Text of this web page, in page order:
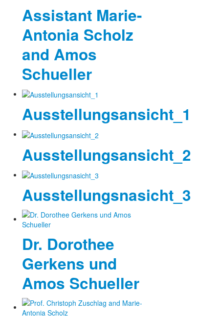
Assistant Marie-
Antonia Scholz
and Amos
Schueller
Ausstellungsansicht_1
Ausstellungsansicht_2
Ausstellungsnasicht_3
Dr. Dorothee
Gerkens und
Amos Schueller